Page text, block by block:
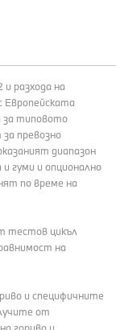
разхода на
Европейската
за типовото
превозно
диапазон
гуми и опционално
по време на
тестов цикъл
на
и специфичните
от